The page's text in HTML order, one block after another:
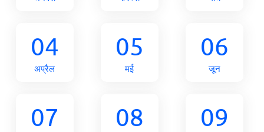
04
अप्रैल
05
मई
06
जून
07 08 09